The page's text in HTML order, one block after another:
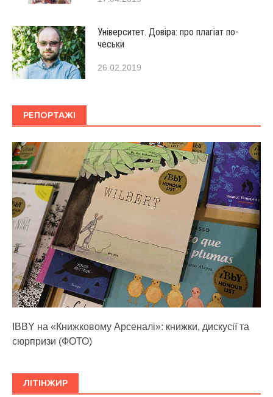
Університет. Довіра: про плагіат по-
чеськи
26.02.2019
РЕПОРТАЖІ
IBBY на «Книжковому Арсеналі»: книжки, дискусії та
сюрпризи (ФОТО)
ЛІТІНЖИР